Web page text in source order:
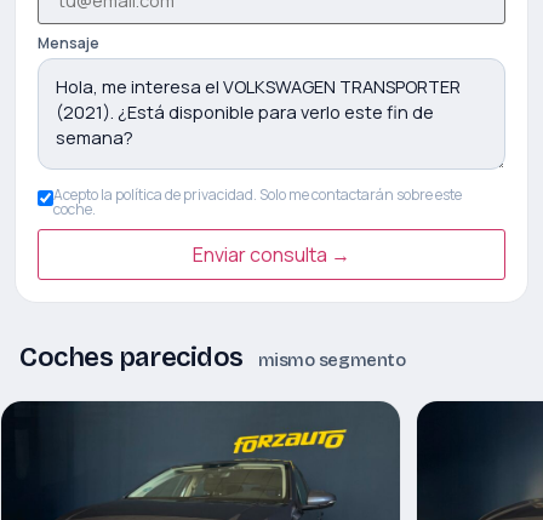
Mensaje
Acepto la política de privacidad. Solo me contactarán sobre este
coche.
Enviar consulta →
Coches parecidos mismo segmento